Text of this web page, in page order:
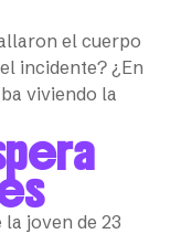
el cuerpo
incidente? ¿En
viviendo la
joven de 23